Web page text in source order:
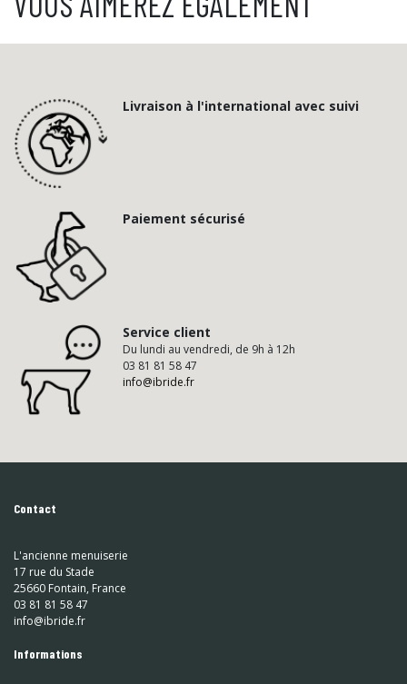
Livraison à l'international avec suivi
Paiement sécurisé
Service client
Du lundi au vendredi, de 9h à 12h
03 81 81 58 47
info@ibride.fr
Contact
L'ancienne menuiserie
17 rue du Stade
25660 Fontain, France
03 81 81 58 47
info@ibride.fr
Informations